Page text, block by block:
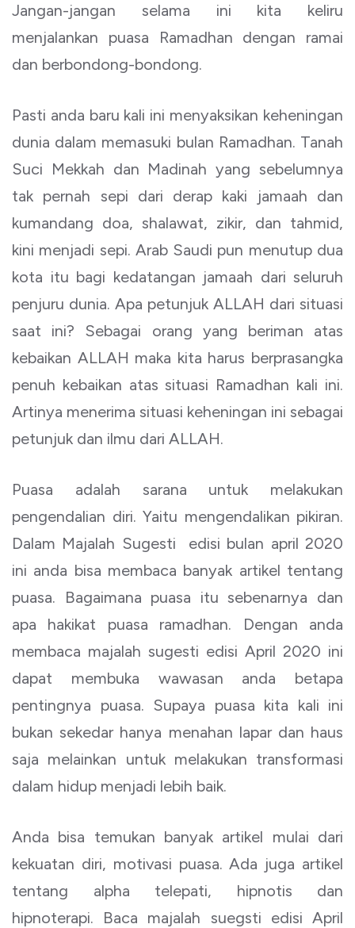
Jangan-jangan selama ini kita keliru
menjalankan puasa Ramadhan dengan ramai
dan berbondong-bondong.
Pasti anda baru kali ini menyaksikan keheningan
dunia dalam memasuki bulan Ramadhan. Tanah
Suci Mekkah dan Madinah yang sebelumnya
tak pernah sepi dari derap kaki jamaah dan
kumandang doa, shalawat, zikir, dan tahmid,
kini menjadi sepi. Arab Saudi pun menutup dua
kota itu bagi kedatangan jamaah dari seluruh
penjuru dunia. Apa petunjuk ALLAH dari situasi
saat ini? Sebagai orang yang beriman atas
kebaikan ALLAH maka kita harus berprasangka
penuh kebaikan atas situasi Ramadhan kali ini.
Artinya menerima situasi keheningan ini sebagai
petunjuk dan ilmu dari ALLAH.
Puasa adalah sarana untuk melakukan
pengendalian diri. Yaitu mengendalikan pikiran.
Dalam Majalah Sugesti edisi bulan april 2020
ini anda bisa membaca banyak artikel tentang
puasa. Bagaimana puasa itu sebenarnya dan
apa hakikat puasa ramadhan. Dengan anda
membaca majalah sugesti edisi April 2020 ini
dapat membuka wawasan anda betapa
pentingnya puasa. Supaya puasa kita kali ini
bukan sekedar hanya menahan lapar dan haus
saja melainkan untuk melakukan transformasi
dalam hidup menjadi lebih baik.
Anda bisa temukan banyak artikel mulai dari
kekuatan diri, motivasi puasa. Ada juga artikel
tentang alpha telepati, hipnotis dan
hipnoterapi. Baca majalah suegsti edisi April